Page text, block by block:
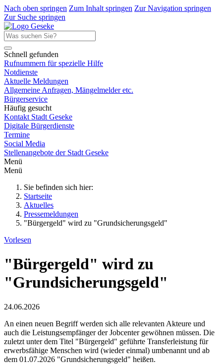
Nach oben springen Zum Inhalt springen Zur Navigation springen
Zur Suche springen
Schnell gefunden
Rufnummern für spezielle Hilfe
Notdienste
Aktuelle Meldungen
Allgemeine Anfragen, Mängelmelder etc.
Bürgerservice
Häufig gesucht
Kontakt Stadt Geseke
Digitale Bürgerdienste
Termine
Social Media
Stellenangebote der Stadt Geseke
Menü
Menü
Sie befinden sich hier:
Startseite
Aktuelles
Pressemeldungen
"Bürgergeld" wird zu "Grundsicherungsgeld"
Vorlesen
"Bürgergeld" wird zu
"Grundsicherungsgeld"
24.06.2026
An einen neuen Begriff werden sich alle relevanten Akteure und
auch die Leistungsempfänger der Jobcenter gewöhnen müssen. Die
zuletzt unter dem Titel "Bürgergeld" geführte Transferleistung für
erwerbsfähige Menschen wird (wieder einmal) umbenannt und ab
dem 01.07.2026 "Grundsicherungsgeld" heißen.